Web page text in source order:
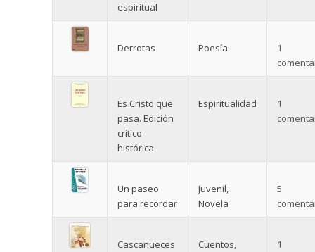
espiritual
Derrotas Poesía
1
Es Cristo que
pasa. Edición
crítico-
histórica
Espiritualidad
1
Un paseo
para recordar
Juvenil,
Novela
5
Cascanueces
Cuentos,
1